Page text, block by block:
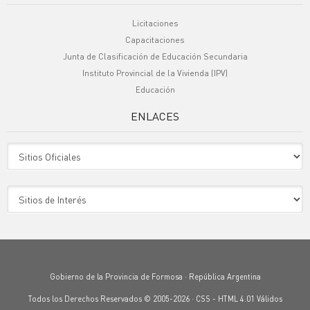
Licitaciones
Capacitaciones
Junta de Clasificación de Educación Secundaria
Instituto Provincial de la Vivienda (IPV)
Educación
ENLACES
Gobierno de la Provincia de Formosa · República Argentina
Todos los Derechos Reservados © 2005-2026 · CSS - HTML 4.01 Válidos